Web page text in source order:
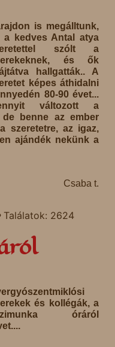
is megálltunk,
a kedves Antal atya
szólt a
és ők
hallgatták.. A
képes áthidalni
80-90 évet...
változott a
benne az ember
szeretetre, az igaz,
ajándék nekünk a
Csaba t.
Találatok: 2624
és kollégák, a
óráról